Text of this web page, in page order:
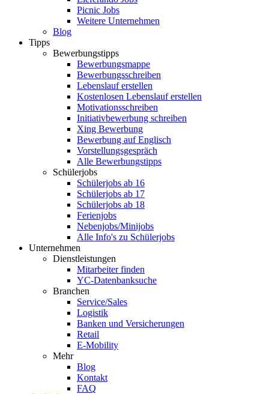
Picnic Jobs
Weitere Unternehmen
Blog
Tipps
Bewerbungstipps
Bewerbungsmappe
Bewerbungsschreiben
Lebenslauf erstellen
Kostenlosen Lebenslauf erstellen
Motivationsschreiben
Initiativbewerbung schreiben
Xing Bewerbung
Bewerbung auf Englisch
Vorstellungsgespräch
Alle Bewerbungstipps
Schülerjobs
Schülerjobs ab 16
Schülerjobs ab 17
Schülerjobs ab 18
Ferienjobs
Nebenjobs/Minijobs
Alle Info's zu Schülerjobs
Unternehmen
Dienstleistungen
Mitarbeiter finden
YC-Datenbanksuche
Branchen
Service/Sales
Logistik
Banken und Versicherungen
Retail
E-Mobility
Mehr
Blog
Kontakt
FAQ